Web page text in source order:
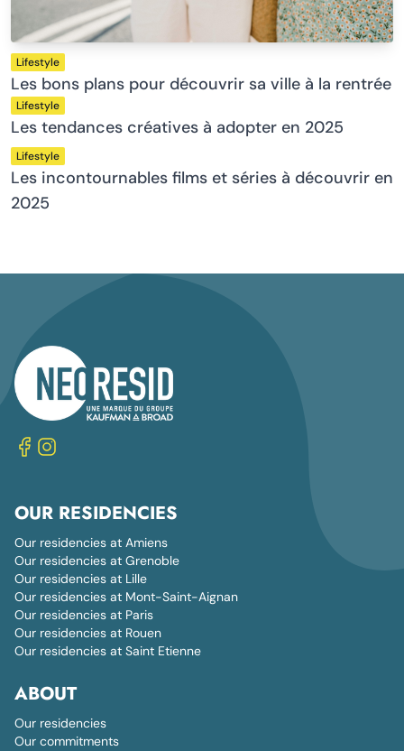
Lifestyle
Les bons plans pour découvrir sa ville à la rentrée
Lifestyle
Les tendances créatives à adopter en 2025
Lifestyle
Les incontournables films et séries à découvrir en
2025
OUR RESIDENCIES
Our residencies at Amiens
Our residencies at Grenoble
Our residencies at Lille
Our residencies at Mont-Saint-Aignan
Our residencies at Paris
Our residencies at Rouen
Our residencies at Saint Etienne
ABOUT
Our residencies
Our commitments